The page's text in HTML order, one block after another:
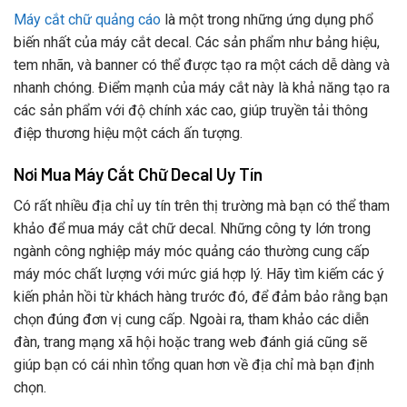
Máy cắt chữ quảng cáo là một trong những ứng dụng phổ
biến nhất của máy cắt decal. Các sản phẩm như bảng hiệu,
tem nhãn, và banner có thể được tạo ra một cách dễ dàng và
nhanh chóng. Điểm mạnh của máy cắt này là khả năng tạo ra
các sản phẩm với độ chính xác cao, giúp truyền tải thông
điệp thương hiệu một cách ấn tượng.
Nơi Mua Máy Cắt Chữ Decal Uy Tín
Có rất nhiều địa chỉ uy tín trên thị trường mà bạn có thể tham
khảo để mua máy cắt chữ decal. Những công ty lớn trong
ngành công nghiệp máy móc quảng cáo thường cung cấp
máy móc chất lượng với mức giá hợp lý. Hãy tìm kiếm các ý
kiến phản hồi từ khách hàng trước đó, để đảm bảo rằng bạn
chọn đúng đơn vị cung cấp. Ngoài ra, tham khảo các diễn
đàn, trang mạng xã hội hoặc trang web đánh giá cũng sẽ
giúp bạn có cái nhìn tổng quan hơn về địa chỉ mà bạn định
chọn.